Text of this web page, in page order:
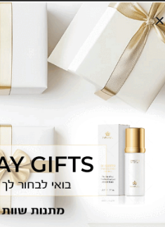
איפור
איפור כשר לפסח בהכשר מהודר אחת
האיפור. לכל אשה יש רשימת איפור
החג,
READING
(Passover)
Your Beauty GuideKosher for
just a beauty trend - it's a
that...
READING